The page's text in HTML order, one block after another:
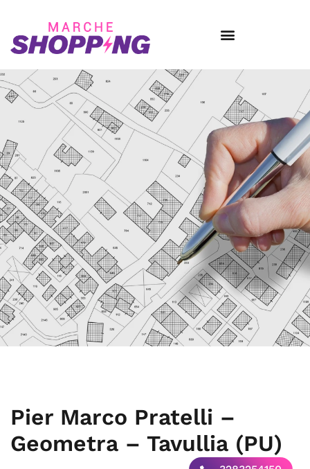
Pier Marco Pratelli –
Geometra – Tavullia (PU)